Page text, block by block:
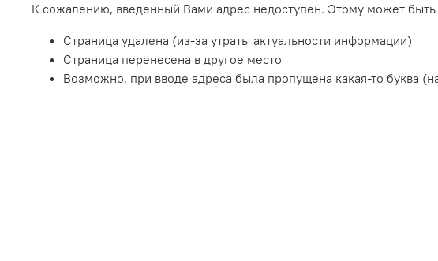
К сожалению, введенный Вами адрес недоступен. Этому может быть
Страница удалена (из-за утраты актуальности информации)
Страница перенесена в другое место
Возможно, при вводе адреса была пропущена какая-то буква